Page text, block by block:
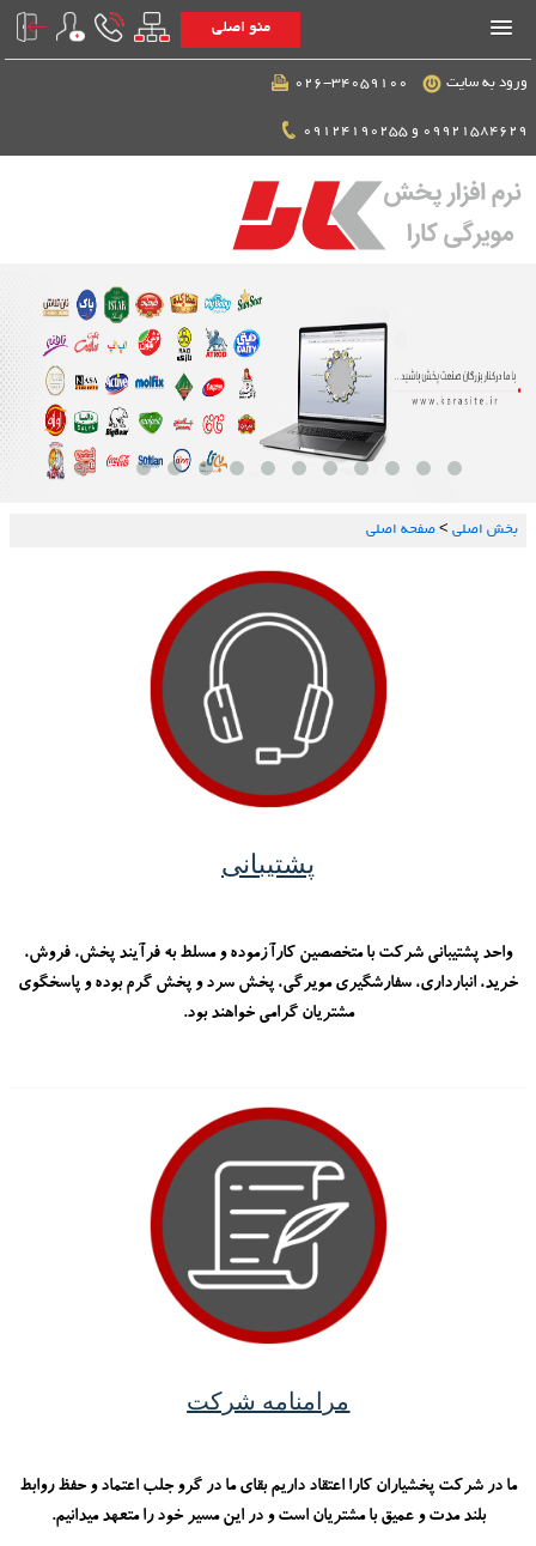
منو اصلی
ورود به سایت
بخش اصلي >صفحه اصلی
پشتیبانی
واحد پشتیبانی شرکت با متخصصین کارآزموده و مسلط به فرآیند پخش، فروش،
خرید، انبارداری، سفارشگیری مویرگی، پخش سرد و پخش گرم بوده و پاسخگوی
مشتریان گرامی خواهند بود.
مرامنامه شرکت
ما در شرکت پخشیاران کارا اعتقاد داریم بقای ما در گرو جلب اعتماد و حفظ روابط
بلند مدت و عمیق با مشتریان است و در این مسیر خود را متعهد میدانیم.